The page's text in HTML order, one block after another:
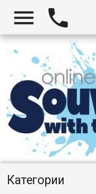
 
Категории